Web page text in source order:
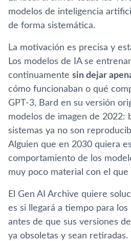
modelos de inteligencia
de forma sistemática.
La motivación es precisa y
Los modelos de IA se
continuamente sin dejar
cómo funcionaban o qué
GPT-3, Bard en su versión
modelos de imagen de 2022:
sistemas ya no son
Alguien que en 2030 quiera
comportamiento de los
muy poco material con el que
El Gen AI Archive quiere
es si llegará a tiempo para los
antes de que sus versiones
ya obsoletas y sean retiradas.